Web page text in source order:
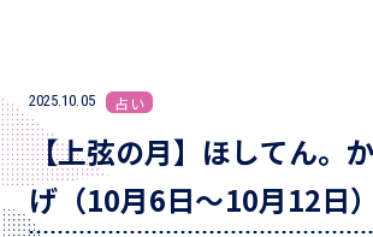
2025.10.05 占い
【上弦の月】ほしてん。
げ（10月6日～10月12日）